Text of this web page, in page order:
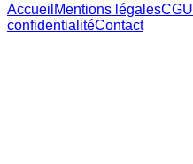
Accueil Mentions légalesCGU
confidentialitéContact